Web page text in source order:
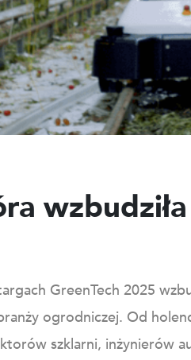
GreenTech 2025
ogrodniczej. Od
szklarni, inżynierów